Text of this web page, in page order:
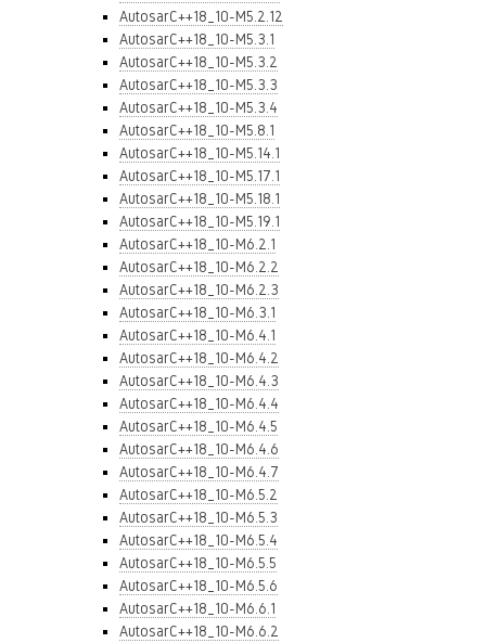
AutosarC++18_10-M5.2.12
AutosarC++18_10-M5.3.1
AutosarC++18_10-M5.3.2
AutosarC++18_10-M5.3.3
AutosarC++18_10-M5.3.4
AutosarC++18_10-M5.8.1
AutosarC++18_10-M5.14.1
AutosarC++18_10-M5.17.1
AutosarC++18_10-M5.18.1
AutosarC++18_10-M5.19.1
AutosarC++18_10-M6.2.1
AutosarC++18_10-M6.2.2
AutosarC++18_10-M6.2.3
AutosarC++18_10-M6.3.1
AutosarC++18_10-M6.4.1
AutosarC++18_10-M6.4.2
AutosarC++18_10-M6.4.3
AutosarC++18_10-M6.4.4
AutosarC++18_10-M6.4.5
AutosarC++18_10-M6.4.6
AutosarC++18_10-M6.4.7
AutosarC++18_10-M6.5.2
AutosarC++18_10-M6.5.3
AutosarC++18_10-M6.5.4
AutosarC++18_10-M6.5.5
AutosarC++18_10-M6.5.6
AutosarC++18_10-M6.6.1
AutosarC++18_10-M6.6.2